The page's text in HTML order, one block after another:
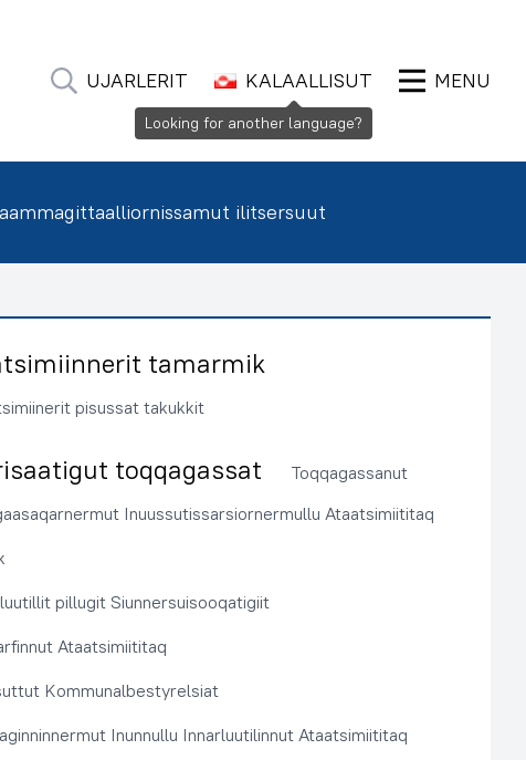
UJARLERIT KALAALLISUT MENU
ilitsersuut
tamarmik
pisussat takukkit
toqqagassat
Toqqagassanut
Inuussutissarsiornermullu Ataatsimiititaq
pillugit Siunnersuisooqatigiit
Ataatsimiititaq
Kommunalbestyrelsiat
Inunnullu Innarluutilinnut Ataatsimiititaq
Looking for another language?